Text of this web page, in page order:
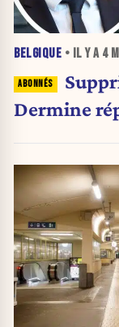
BELGIQUE • IL Y A 4
Dermine